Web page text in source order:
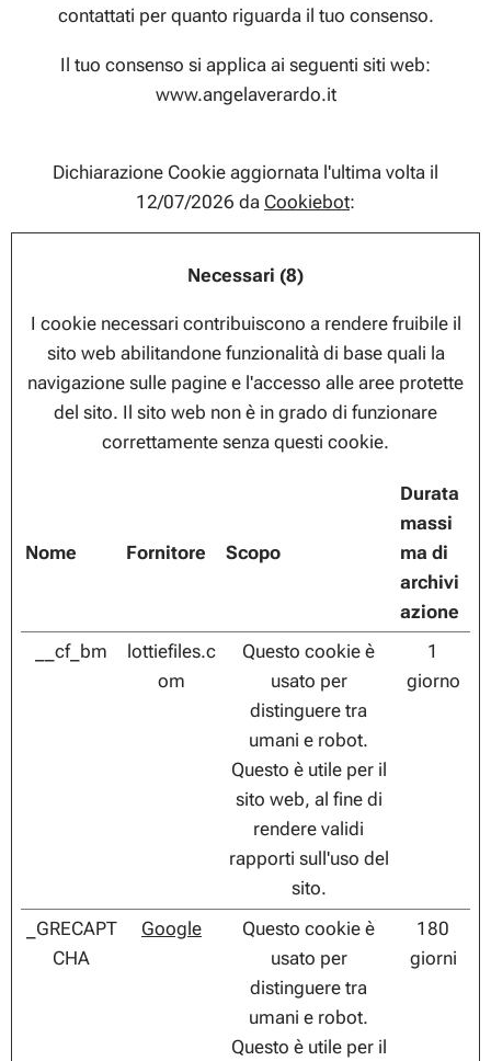
contattati per quanto riguarda il tuo consenso.
Il tuo consenso si applica ai seguenti siti web:
www.angelaverardo.it
Dichiarazione Cookie aggiornata l'ultima volta il
12/07/2026 da Cookiebot:
Necessari (8)
I cookie necessari contribuiscono a rendere fruibile il
sito web abilitandone funzionalità di base quali la
navigazione sulle pagine e l'accesso alle aree protette
del sito. Il sito web non è in grado di funzionare
correttamente senza questi cookie.
Nome Fornitore Scopo
Durata
massi
ma di
archivi
azione
__cf_bm
lottiefiles.c
om
Questo cookie è
usato per
distinguere tra
umani e robot.
Questo è utile per il
sito web, al fine di
rendere validi
rapporti sull'uso del
sito.
1
giorno
_GRECAPT
CHA
Google
Questo cookie è
usato per
distinguere tra
umani e robot.
Questo è utile per il
180
giorni